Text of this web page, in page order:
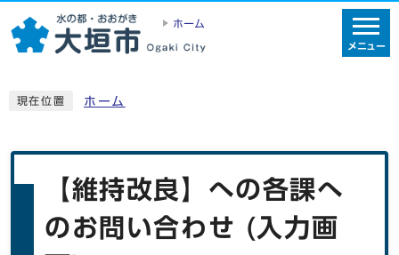
ホーム
メニュー
現在位置 ホーム
【維持改良】への各課へ
のお問い合わせ (入力画